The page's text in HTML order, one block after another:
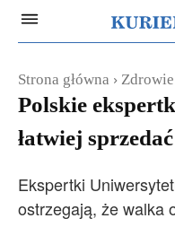
Strona główna Zdrowie
Polskie
łatwiej
Ekspertki
ostrzegają, że walka